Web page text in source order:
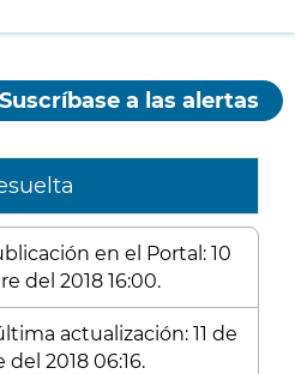
Suscríbase a las alertas
en el Portal: 10
del 2018 16:00.
actualización: 11 de
2018 06:16.